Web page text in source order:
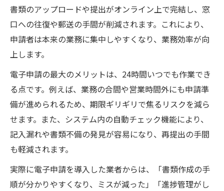
書類のアップロードや提出がオンライン上で完結し、窓
口への往復や郵送の手間が削減されます。これにより、
申請者は本来の業務に集中しやすくなり、業務効率が向
上します。
電子申請の最大のメリットは、24時間いつでも作業でき
る点です。例えば、業務の合間や営業時間外にも申請準
備が進められるため、期限ギリギリで焦るリスクを減ら
せます。また、システム内の自動チェック機能により、
記入漏れや書類不備の発見が容易になり、再提出の手間
も軽減されます。
実際に電子申請を導入した業者からは、「書類作成の手
順が分かりやすくなり、ミスが減った」「進捗管理がし